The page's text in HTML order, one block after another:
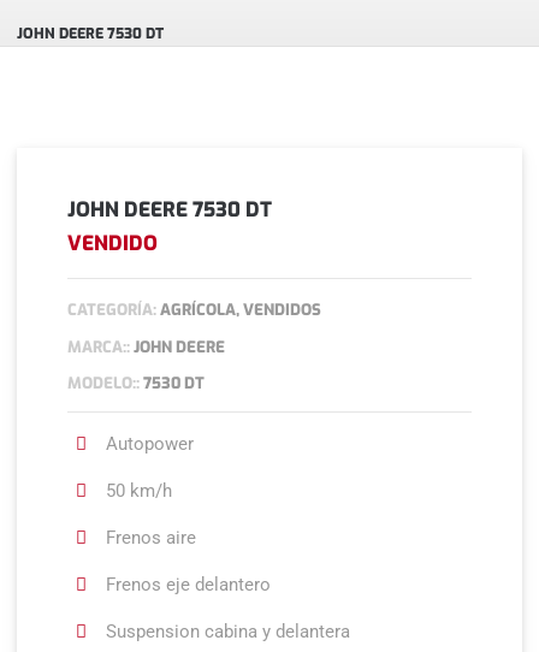
JOHN DEERE 7530 DT
JOHN DEERE 7530 DT
VENDIDO
CATEGORÍA:AGRÍCOLA, VENDIDOS
MARCA::JOHN DEERE
MODELO::7530 DT
Autopower
50 km/h
Frenos aire
Frenos eje delantero
Suspension cabina y delantera